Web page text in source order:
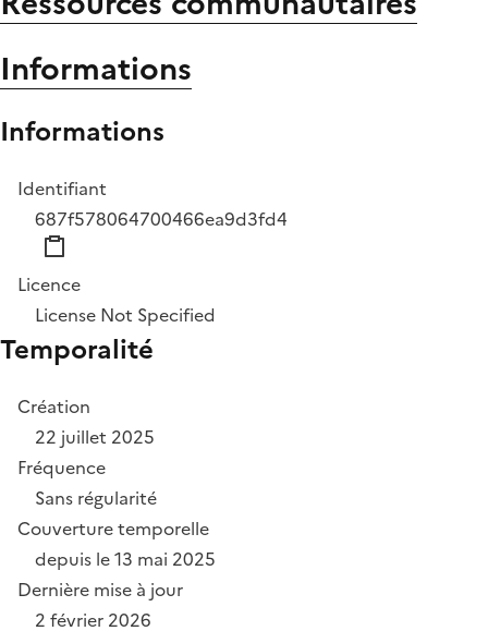
Informations
Informations
Identifiant
687f578064700466ea9d3fd4
Licence
License Not Specified
Temporalité
Création
22 juillet 2025
Fréquence
Sans régularité
Couverture temporelle
depuis le 13 mai 2025
Dernière mise à jour
2 février 2026